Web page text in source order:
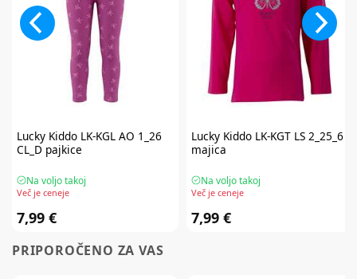
Lucky KiddoLK-KGL AO 1_26
CL_D pajkice
Na voljo takoj
Več je ceneje
7,99 €
Lucky KiddoLK-KGT LS 2_25_6
majica
Na voljo takoj
Več je ceneje
7,99 €
PRIPOROČENO ZA VAS